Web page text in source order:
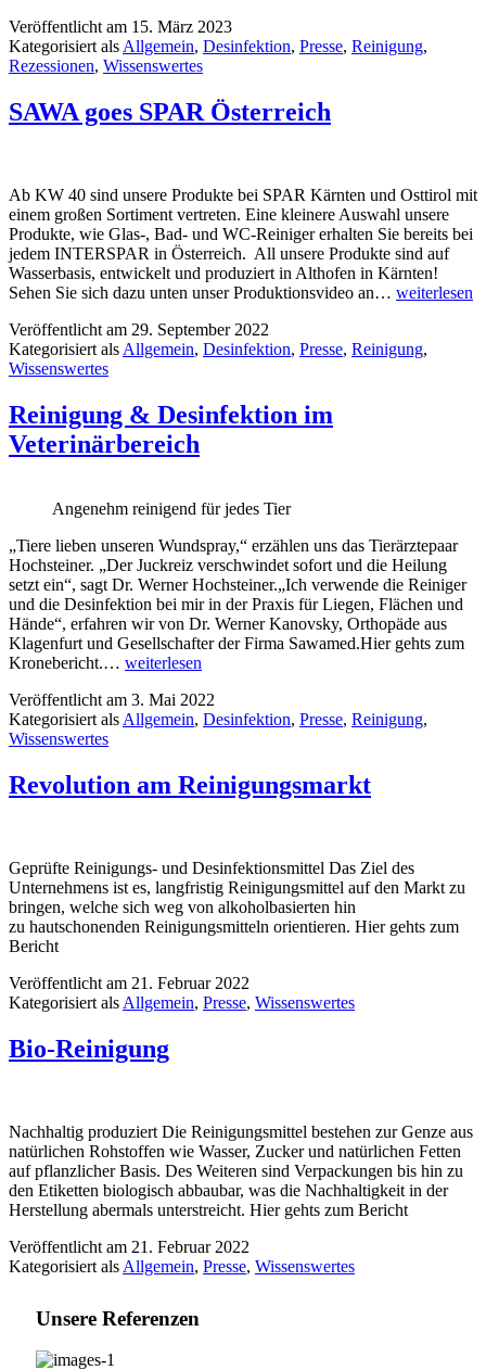
Veröffentlicht am 15. März 2023
Kategorisiert als Allgemein, Desinfektion, Presse, Reinigung,
Rezessionen, Wissenswertes
SAWA goes SPAR Österreich
Ab KW 40 sind unsere Produkte bei SPAR Kärnten und Osttirol mit
einem großen Sortiment vertreten. Eine kleinere Auswahl unsere
Produkte, wie Glas-, Bad- und WC-Reiniger erhalten Sie bereits bei
jedem INTERSPAR in Österreich. All unsere Produkte sind auf
Wasserbasis, entwickelt und produziert in Althofen in Kärnten!
Sehen Sie sich dazu unten unser Produktionsvideo an… weiterlesen
Veröffentlicht am 29. September 2022
Kategorisiert als Allgemein, Desinfektion, Presse, Reinigung,
Wissenswertes
Reinigung & Desinfektion im
Veterinärbereich
Angenehm reinigend für jedes Tier
„Tiere lieben unseren Wundspray,“ erzählen uns das Tierärztepaar
Hochsteiner. „Der Juckreiz verschwindet sofort und die Heilung
setzt ein“, sagt Dr. Werner Hochsteiner.„Ich verwende die Reiniger
und die Desinfektion bei mir in der Praxis für Liegen, Flächen und
Hände“, erfahren wir von Dr. Werner Kanovsky, Orthopäde aus
Klagenfurt und Gesellschafter der Firma Sawamed.Hier gehts zum
Kronebericht.… weiterlesen
Veröffentlicht am 3. Mai 2022
Kategorisiert alsAllgemein, Desinfektion, Presse, Reinigung,
Wissenswertes
Revolution am Reinigungsmarkt
Geprüfte Reinigungs- und Desinfektionsmittel Das Ziel des
Unternehmens ist es, langfristig Reinigungsmittel auf den Markt zu
bringen, welche sich weg von alkoholbasierten hin
zu hautschonenden Reinigungsmitteln orientieren. Hier gehts zum
Bericht
Veröffentlicht am 21. Februar 2022
Kategorisiert als Allgemein, Presse, Wissenswertes
Bio-Reinigung
Nachhaltig produziert Die Reinigungsmittel bestehen zur Genze aus
natürlichen Rohstoffen wie Wasser, Zucker und natürlichen Fetten
auf pflanzlicher Basis. Des Weiteren sind Verpackungen bis hin zu
den Etiketten biologisch abbaubar, was die Nachhaltigkeit in der
Herstellung abermals unterstreicht. Hier gehts zum Bericht
Veröffentlicht am 21. Februar 2022
Kategorisiert als Allgemein, Presse, Wissenswertes
Unsere Referenzen